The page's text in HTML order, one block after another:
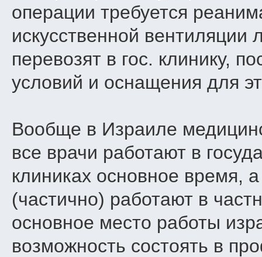
операции требуется
искусственной вентиляции
перевозят в гос. клинику,
условий и оснащения для
Вообще в Израиле
все врачи работают в
клиниках основное время,
(частично) работают в
основное место работы
возможность состоять в